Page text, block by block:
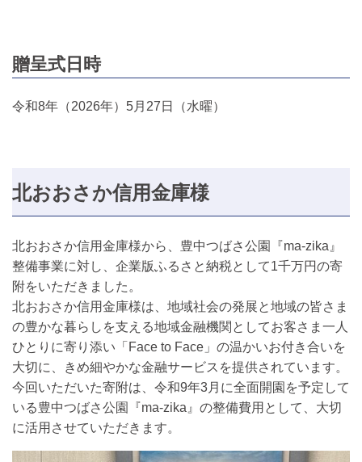
贈呈式日時
令和8年（2026年）5月27日（水曜）
北おおさか信用金庫様
北おおさか信用金庫様から、豊中つばさ公園『ma-zika』
整備事業に対し、企業版ふるさと納税として1千万円の寄
附をいただきました。
北おおさか信用金庫様は、地域社会の発展と地域の皆さま
の豊かな暮らしを支える地域金融機関としてお客さま一人
ひとりに寄り添い「Face to Face」の温かいお付き合いを
大切に、きめ細やかな金融サービスを提供されています。
今回いただいた寄附は、令和9年3月に全面開園を予定して
いる豊中つばさ公園『ma-zika』の整備費用として、大切
に活用させていただきます。